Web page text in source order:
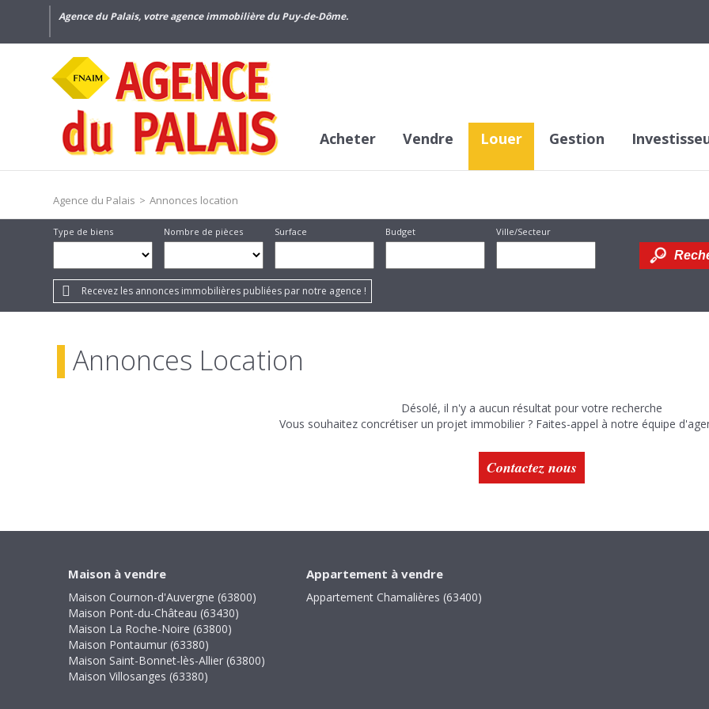
Agence du Palais, votre agence immobilière du Puy-de-Dôme.
Acheter Vendre Louer Gestion
Agence du Palais > Annonces location
Type de biens Nombre de pièces Surface Budget Ville/Secteur
sur la
Recevez les annonces immobilières publiées par notre agence !
Annonces Location
Désolé, il n'y a aucun résultat pour votre recherche
Vous souhaitez concrétiser un projet immobilier ? Faites-appel à notre équipe
Contactez nous
Maison à vendre
Maison Cournon-d'Auvergne (63800)
Maison Pont-du-Château (63430)
Maison La Roche-Noire (63800)
Maison Pontaumur (63380)
Maison Saint-Bonnet-lès-Allier (63800)
Maison Villosanges (63380)
Appartement à vendre
Appartement Chamalières (63400)